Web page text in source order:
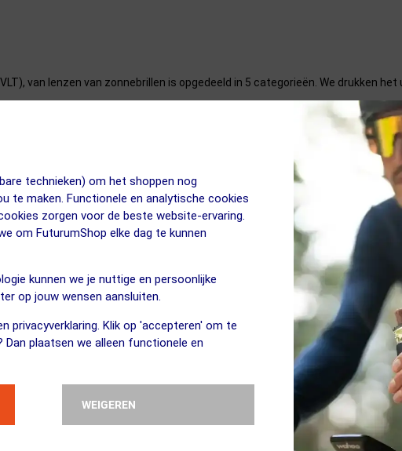
technieken) om het shoppen nog
te maken. Functionele en analytische cookies
zorgen voor de beste website-ervaring.
om FuturumShop elke dag te kunnen
kunnen we je nuttige en persoonlijke
op jouw wensen aansluiten.
privacyverklaring. Klik op 'accepteren' om te
Dan plaatsen we alleen functionele en
WEIGEREN
van lenzen van zonnebrillen is opgedeeld in 5 categorieën. We drukken het
1. Geschikt voor heldere dagen.
en activiteiten in de felle zon.
bril. Nadelen: heel donker, ontneemt dieptezicht in enige mate.